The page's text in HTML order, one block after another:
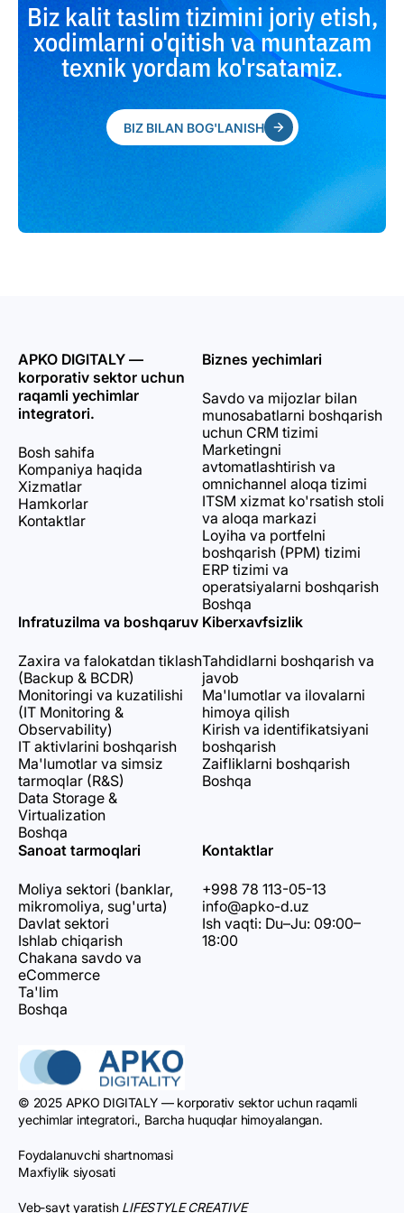
Biz kalit taslim tizimini joriy etish,
xodimlarni o'qitish va muntazam
texnik yordam ko'rsatamiz.
BIZ BILAN BOG'LANISH
APKO DIGITALY —
korporativ sektor uchun
raqamli yechimlar
integratori.
Bosh sahifa
Kompaniya haqida
Xizmatlar
Hamkorlar
Kontaktlar
Biznes yechimlari
Savdo va mijozlar bilan
munosabatlarni boshqarish
uchun CRM tizimi
Marketingni
avtomatlashtirish va
omnichannel aloqa tizimi
ITSM xizmat ko'rsatish stoli
va aloqa markazi
Loyiha va portfelni
boshqarish (PPM) tizimi
ERP tizimi va
operatsiyalarni boshqarish
Boshqa
Infratuzilma va boshqaruv
Zaxira va falokatdan tiklash
(Backup & BCDR)
Monitoringi va kuzatilishi
(IT Monitoring &
Observability)
IT aktivlarini boshqarish
Ma'lumotlar va simsiz
tarmoqlar (R&S)
Data Storage &
Virtualization
Boshqa
Kiberxavfsizlik
Tahdidlarni boshqarish va
javob
Ma'lumotlar va ilovalarni
himoya qilish
Kirish va identifikatsiyani
boshqarish
Zaifliklarni boshqarish
Boshqa
Sanoat tarmoqlari
Moliya sektori (banklar,
mikromoliya, sug'urta)
Davlat sektori
Ishlab chiqarish
Chakana savdo va
eCommerce
Ta'lim
Boshqa
Kontaktlar
+998 78 113-05-13
info@apko-d.uz
Ish vaqti: Du–Ju: 09:00–
18:00
© 2025 APKO DIGITALY — korporativ sektor uchun raqamli
yechimlar integratori., Barcha huquqlar himoyalangan.
Foydalanuvchi shartnomasi
Maxfiylik siyosati
Veb-sayt yaratish LIFESTYLE CREATIVE